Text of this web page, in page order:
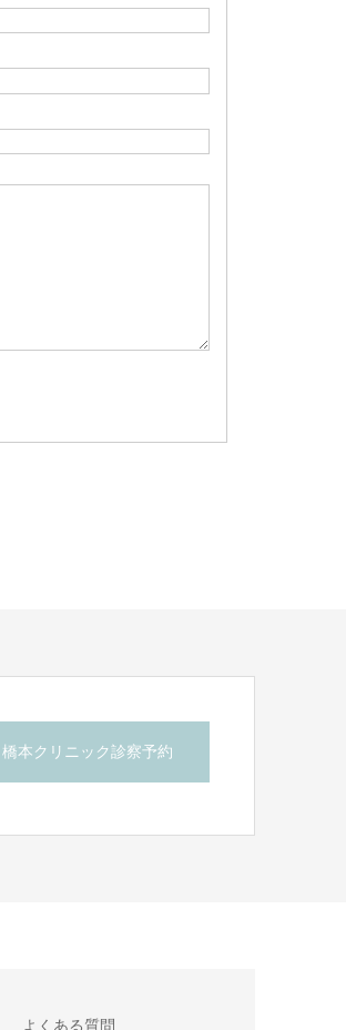
橋本クリニック診察予約
よくある質問